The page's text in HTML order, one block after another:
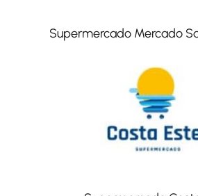
Supermercado Mercado